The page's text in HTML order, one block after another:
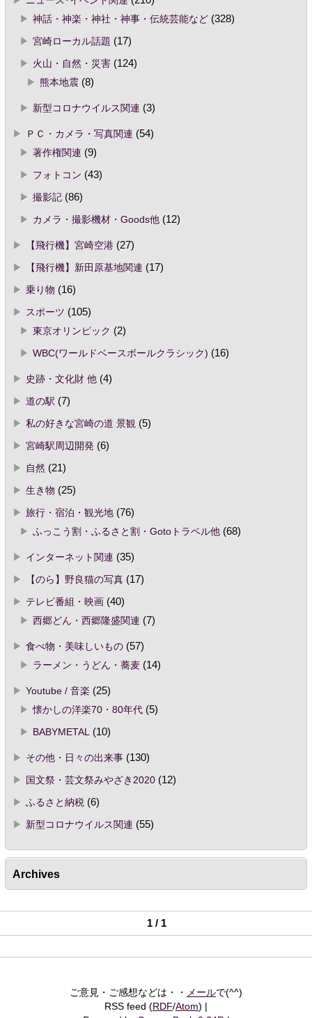
神話・神楽・神社・神事・伝統芸能など(328)
宮崎ローカル話題 (17)
火山・自然・災害(124)
熊本地震(8)
新型コロナウイルス関連 (3)
ＰＣ・カメラ・写真関連 (54)
著作権関連 (9)
フォトコン (43)
撮影記(86)
カメラ・撮影機材・Goods他(12)
【飛行機】宮崎空港(27)
【飛行機】新田原基地関連 (17)
乗り物 (16)
スポーツ (105)
東京オリンピック (2)
WBC(ワールドベースボールクラシック) (16)
史跡・文化財 他(4)
道の駅 (7)
私の好きな宮崎の道 景観(5)
宮崎駅周辺開発(6)
自然 (21)
生き物 (25)
旅行・宿泊・観光地(76)
ふっこう割・ふるさと割・Gotoトラベル他(68)
インターネット関連 (35)
【のら】野良猫の写真(17)
テレビ番組・映画(40)
西郷どん・西郷隆盛関連 (7)
食べ物・美味しいもの(57)
ラーメン・うどん・蕎麦(14)
Youtube / 音楽 (25)
懐かしの洋楽70・80年代(5)
BABYMETAL(10)
その他・日々の出来事(130)
国文祭・芸文祭みやざき2020(12)
ふるさと納税(6)
新型コロナウイルス関連 (55)
Archives
1 / 1
ご意見・ご感想などは・・ メールで(^^)
RSS feed (RDF/Atom)